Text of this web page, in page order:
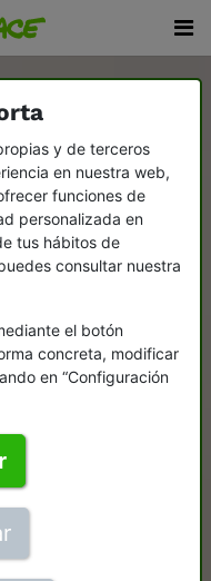
y de terceros
en nuestra web,
funciones de
personalizada en
tus hábitos de
consultar nuestra
el botón
concreta, modificar
en “Configuración